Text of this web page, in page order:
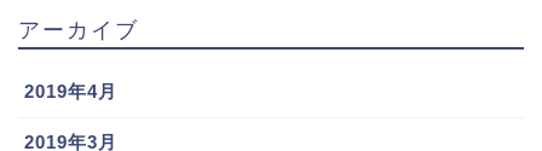
アーカイブ
2019年4月
2019年3月